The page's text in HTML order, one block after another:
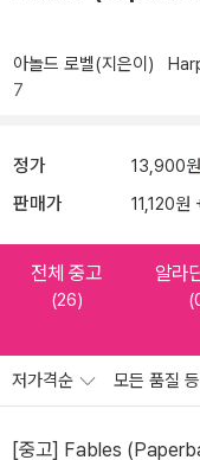
아놀드 로벨(지은이)
7
정가 13,900원
판매가 11,120
전체 중고
(26)
알라
저가격순 모든 품질
[중고] Fables